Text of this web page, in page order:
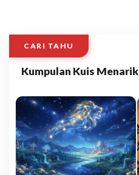
CARI TAHU
Kumpulan Kuis Menarik